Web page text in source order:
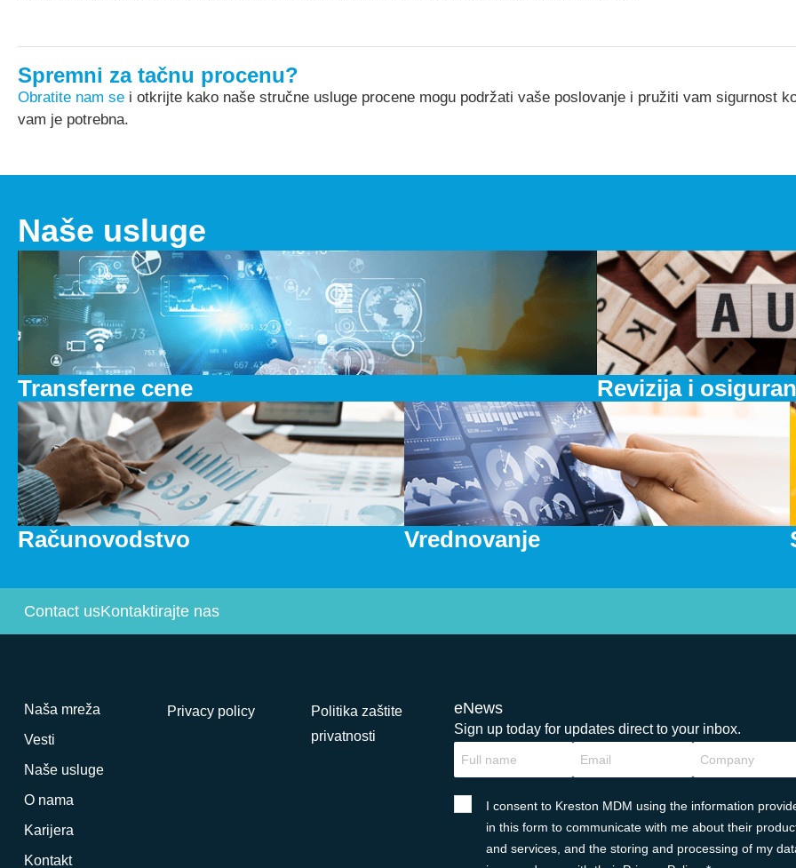
Spremni za tačnu procenu?
Obratite nam se i otkrijte kako naše stručne usluge procene mogu podržati vaše poslovanje i pružiti vam sigurnost
vam je potrebna.
Naše usluge
Transferne cene Revizija i
Računovodstvo Vrednovanje
Contact usKontaktirajte nas
Naša mreža
Vesti
Naše usluge
O nama
Karijera
Kontakt
Privacy policy
Politika zaštite
privatnosti
eNews
Sign up today for updates direct to your inbox.
I consent to Kreston MDM using the information
in this form to communicate with me about their
and services, and the storing and processing of my